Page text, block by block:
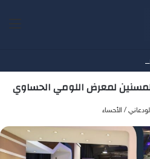
لمعرض اللومي الحساوي
/ الأحساء